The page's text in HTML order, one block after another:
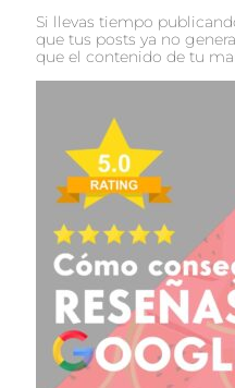
Si llevas tiempo
que tus posts ya no
que el contenido de tu